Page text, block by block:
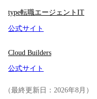
type転職エージェントIT
公式サイト
Cloud Builders
公式サイト
（最終更新日：2026年8月）